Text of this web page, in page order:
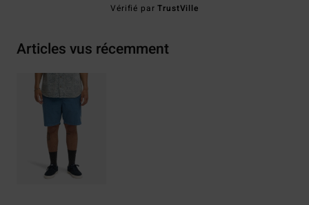
Vérifié parTrustVille
Articles vus récemment